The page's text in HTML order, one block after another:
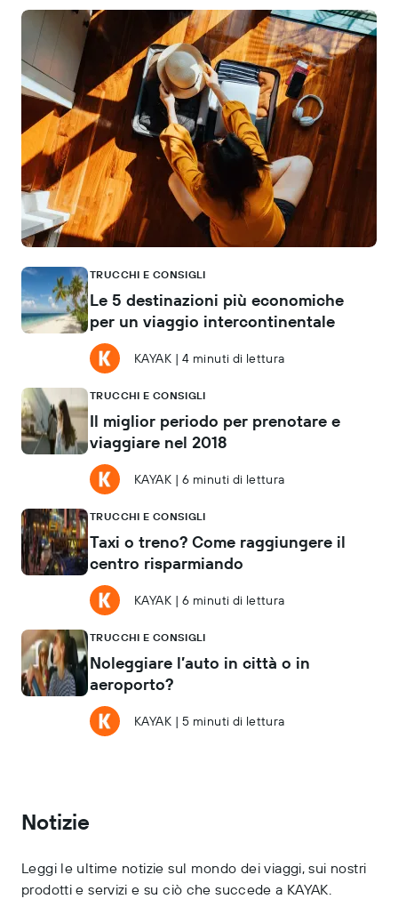
TRUCCHI E CONSIGLI
Le 5 destinazioni più economiche
per un viaggio intercontinentale
KAYAK | 4 minuti di lettura
TRUCCHI E CONSIGLI
Il miglior periodo per prenotare e
viaggiare nel 2018
KAYAK | 6 minuti di lettura
TRUCCHI E CONSIGLI
Taxi o treno? Come raggiungere il
centro risparmiando
KAYAK | 6 minuti di lettura
TRUCCHI E CONSIGLI
Noleggiare l’auto in città o in
aeroporto?
KAYAK | 5 minuti di lettura
Notizie
Leggi le ultime notizie sul mondo dei viaggi, sui nostri
prodotti e servizi e su ciò che succede a KAYAK.